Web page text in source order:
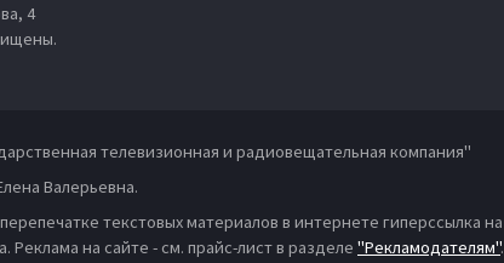
4
телевизионная и радиовещательная компания"
Валерьевна.
текстовых материалов в интернете гиперссылка на
Реклама на сайте - см. прайс-лист в разделе "Рекламодателям".